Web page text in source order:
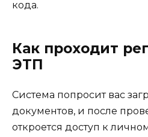
кода.
Как проходит
ЭТП
Система попросит вас
документов, и после
откроется доступ к